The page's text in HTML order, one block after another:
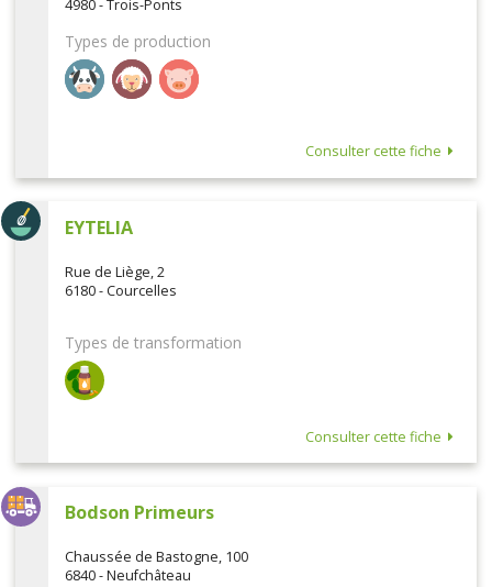
4980 - Trois-Ponts
Types de production
Consulter cette fiche
EYTELIA
Rue de Liège, 2
6180 - Courcelles
Types de transformation
Consulter cette fiche
Bodson Primeurs
Chaussée de Bastogne, 100
6840 - Neufchâteau